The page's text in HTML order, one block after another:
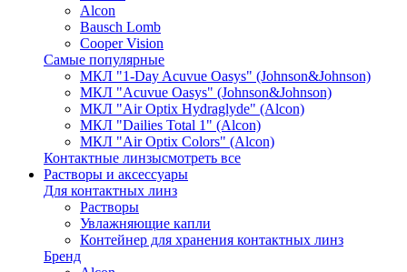
Alcon
Bausch Lomb
Cooper Vision
Самые популярные
МКЛ "1-Day Acuvue Oasys" (Johnson&Johnson)
МКЛ "Acuvue Oasys" (Johnson&Johnson)
МКЛ "Air Optix Hydraglyde" (Alcon)
МКЛ "Dailies Total 1" (Alcon)
МКЛ "Air Optix Colors" (Alcon)
Контактные линзысмотреть все
Растворы и аксессуары
Для контактных линз
Растворы
Увлажняющие капли
Контейнер для хранения контактных линз
Бренд